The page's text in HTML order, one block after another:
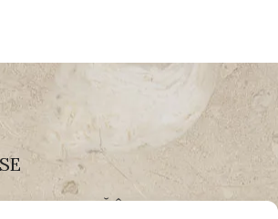
SCHIMBĂ ÎNTREAGA